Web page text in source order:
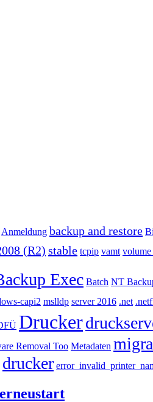
Anmeldung backup and restore
(R2) stable tcpip vamt volume
Exec Batch NT
capi2 mslldp server 2016 .net
Drucker
Removal Too Metadaten
drucker